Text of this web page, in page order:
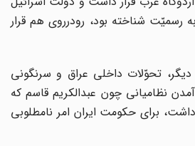
رسمیّت شناخته بود، رودرروی هم قرار
تحوّلات داخلی عراق و سرنگونی
نظامیانی چون عبدالکریم قاسم که
برای حکومت ایران امر نامطلوبی